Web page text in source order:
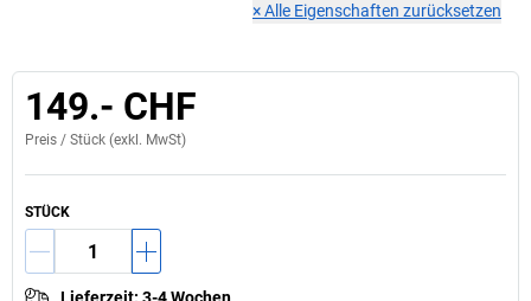
×Alle Eigenschaften zurücksetzen
149.- CHF
Preis / Stück (exkl. MwSt)
STÜCK